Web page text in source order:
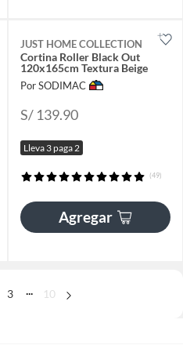
JUST HOME COLLECTION
Cortina Roller Black Out
120x165cm Textura Beige
Por SODIMAC
S/ 139.90
Lleva 3 paga 2
(49)
Agregar
3 ... 10